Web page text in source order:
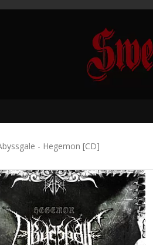
- Hegemon [CD]